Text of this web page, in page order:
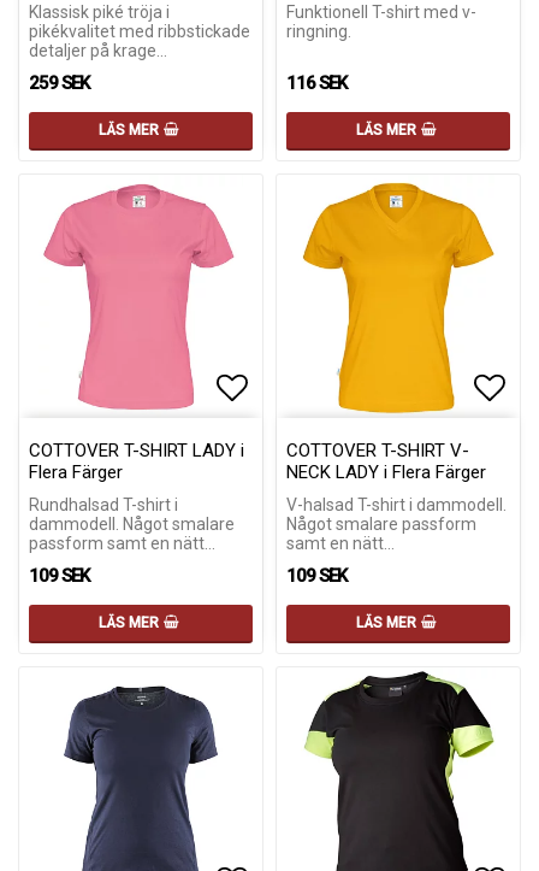
Klassisk piké tröja i
pikékvalitet med ribbstickade
detaljer på krage…
259 SEK
LÄS MER
Funktionell T-shirt med v-
ringning.
116 SEK
LÄS MER
Lägg till i favoritlistan
Lägg till i favoritlistan
COTTOVER T-SHIRT LADY i
Flera Färger
Rundhalsad T-shirt i
dammodell. Något smalare
passform samt en nätt…
109 SEK
LÄS MER
COTTOVER T-SHIRT V-
NECK LADY i Flera Färger
V-halsad T-shirt i dammodell.
Något smalare passform
samt en nätt…
109 SEK
LÄS MER